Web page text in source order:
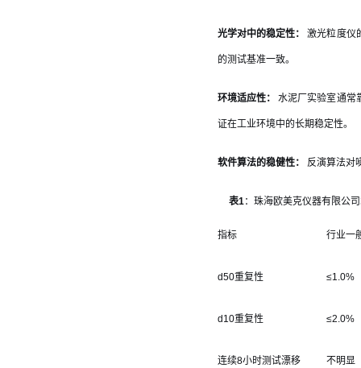
光学对中的稳定性： 激光粒度仪
的测试基准一致。
环境适应性： 水泥厂实验室通常
证在工业环境中的长期稳定性。
软件算法的稳健性： 反演算法对
表1：珠海欧美克仪器有限公
指标 行业一
d50重复性 ≤1.0%
d10重复性 ≤2.0%
连续8小时测试漂移 不明显